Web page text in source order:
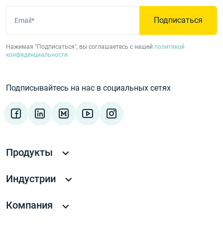
Email* Подписаться
Нажимая "Подписаться", вы соглашаетесь с нашей политикой
конфиденциальности
Подписывайтесь на нас в социальных сетях
Продукты
Индустрии
Компания